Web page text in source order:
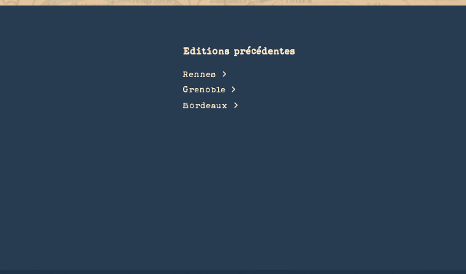
Editions précédentes
Rennes
Grenoble
Bordeaux